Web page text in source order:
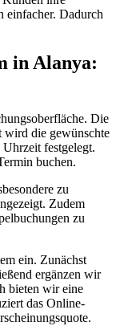
einfacher. Dadurch
in Alanya:
Die
wird die gewünschte
festgelegt.
buchen.
zu
Zudem
zu
ein. Zunächst
ergänzen wir
bieten wir eine
das Online-